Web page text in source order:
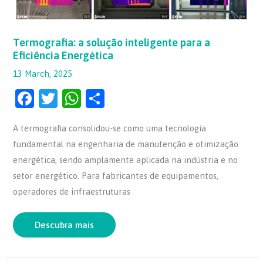
Termografia: a solução inteligente para a
Eficiência Energética
13 March, 2025
F
c
e
b
o
o
k
T
itt
er
W
at
s
A
p
p
ar
e
A termografia consolidou-se como uma tecnologia
fundamental na engenharia de manutenção e otimização
energética, sendo amplamente aplicada na indústria e no
setor energético. Para fabricantes de equipamentos,
operadores de infraestruturas
Descubra mais